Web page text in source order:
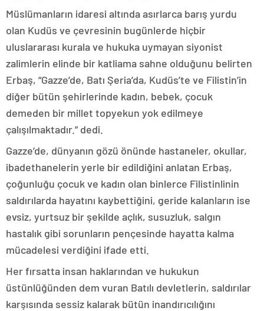
Müslümanların idaresi altında asırlarca barış yurdu
olan Kudüs ve çevresinin bugünlerde hiçbir
uluslararası kurala ve hukuka uymayan siyonist
zalimlerin elinde bir katliama sahne olduğunu belirten
Erbaş, “Gazze’de, Batı Şeria’da, Kudüs’te ve Filistin’in
diğer bütün şehirlerinde kadın, bebek, çocuk
demeden bir millet topyekun yok edilmeye
çalışılmaktadır.” dedi.
Gazze’de, dünyanın gözü önünde hastaneler, okullar,
ibadethanelerin yerle bir edildiğini anlatan Erbaş,
çoğunluğu çocuk ve kadın olan binlerce Filistinlinin
saldırılarda hayatını kaybettiğini, geride kalanların ise
evsiz, yurtsuz bir şekilde açlık, susuzluk, salgın
hastalık gibi sorunların pençesinde hayatta kalma
mücadelesi verdiğini ifade etti.
Her fırsatta insan haklarından ve hukukun
üstünlüğünden dem vuran Batılı devletlerin, saldırılar
karşısında sessiz kalarak bütün inandırıcılığını